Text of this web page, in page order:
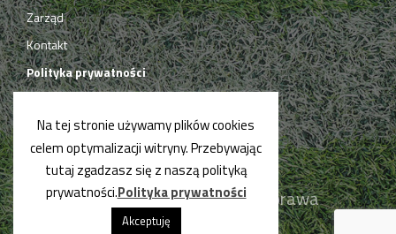
Zarząd
Kontakt
Polityka prywatności
© PPN Chrzanów 2019. Wszelkie prawa
Na tej stronie używamy plików cookies
celem optymalizacji witryny. Przebywając
tutaj zgadzasz się z naszą polityką
prywatności.Polityka prywatności
Akceptuję